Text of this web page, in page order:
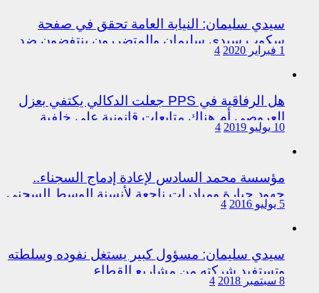
سيدي سليمان: النيابة العامة تحقق في صفحة
سكوب سيدي سليمان والمتضررون ينتفضون ضد
المتورطين من رجال الشرطة
1 فبراير 2020 4
هل الرفاقية في PPS جعلت الدكالي يكتفي بعزل
العروصي أم هناك متابعات قانونية على خلفية
اختلالات التسيير بمندوبية سيدي سليمان
10 يوليو 2019 4
مؤسسة محمد السادس لإعادة إدماج السجناء..
جهود جبارة ومبادرات ناجعة لأنسنة الوسط السجني
5 يوليو 2016 4
سيدي سليمان: مسؤول كبير يستغل نفوده وسلطته
وتستفيد شركته من مشاريع القطاع
8 سبتمبر 2018 4